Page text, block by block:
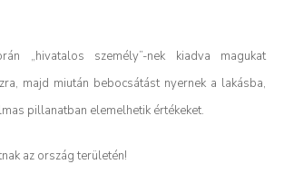
„hivatalos személy”-nek kiadva magukat
majd miután bebocsátást nyernek a lakásba,
pillanatban elemelhetik értékeket.
az ország területén!